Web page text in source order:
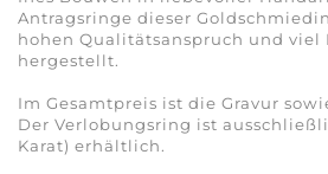
Antragsringe dieser
hohen Qualitätsanspruch und viel
hergestellt.
Im Gesamtpreis ist die Gravur
Der Verlobungsring ist
Karat) erhältlich.